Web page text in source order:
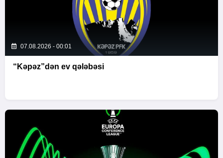
07.08.2026 - 00:01
“Kəpəz”dən ev qələbəsi